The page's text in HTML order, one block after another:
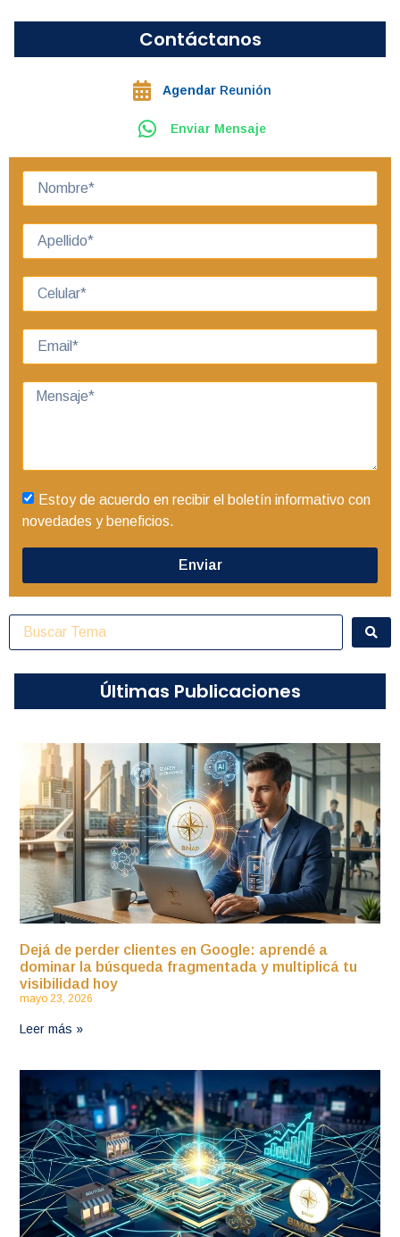
Contáctanos
Agendar Reunión
Enviar Mensaje
Estoy de acuerdo en recibir el boletín informativo con
novedades y beneficios.
Enviar
Últimas Publicaciones
Dejá de perder clientes en Google: aprendé a
dominar la búsqueda fragmentada y multiplicá tu
visibilidad hoy
mayo 23, 2026
Leer más »